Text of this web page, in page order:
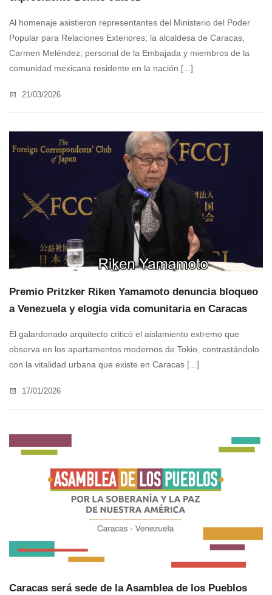
Al homenaje asistieron representantes del Ministerio del Poder
Popular para Relaciones Exteriores; la alcaldesa de Caracas,
Carmen Meléndez; personal de la Embajada y miembros de la
comunidad mexicana residente en la nación [...]
21/03/2026
Premio Pritzker Riken Yamamoto denuncia bloqueo
a Venezuela y elogia vida comunitaria en Caracas
El galardonado arquitecto criticó el aislamiento extremo que
observa en los apartamentos modernos de Tokio, contrastándolo
con la vitalidad urbana que existe en Caracas [...]
17/01/2026
Caracas será sede de la Asamblea de los Pueblos